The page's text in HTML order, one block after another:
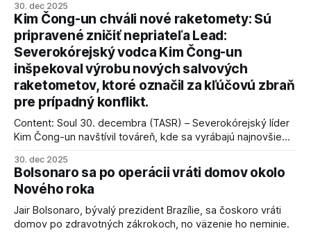
kľúčové pre úspešné dosiahnutie prímeria v Gaze. Agentúra
AFP informuje, že Trump vyjadril presvedčenie, že Izrael plní
podmienky dohody o prí
30. dec 2025
Kim Čong-un chváli nové raketomety: Sú
pripravené zničiť nepriateľa Lead:
Severokórejský vodca Kim Čong-un
inšpekoval výrobu nových salvových
raketometov, ktoré označil za kľúčovú zbraň
pre prípadný konflikt.
Content: Soul 30. decembra (TASR) – Severokórejský líder
Kim Čong-un navštívil továreň, kde sa vyrábajú najnovšie
schopnosti. Informovali o tom štátne médiá KĽDR, na ktoré
sa odvoláva agentúra AFP.
30. dec 2025
Bolsonaro sa po operácii vráti domov okolo
Nového roka
Jair Bolsonaro, bývalý prezident Brazílie, sa čoskoro vráti
domov po zdravotných zákrokoch, no väzenie ho neminie.